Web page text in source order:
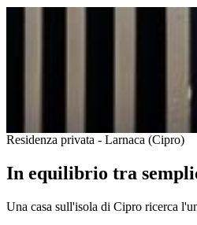
Residenza privata - Larnaca (Cipro)
In equilibrio tra
Una casa sull'isola di Cipro ricerca